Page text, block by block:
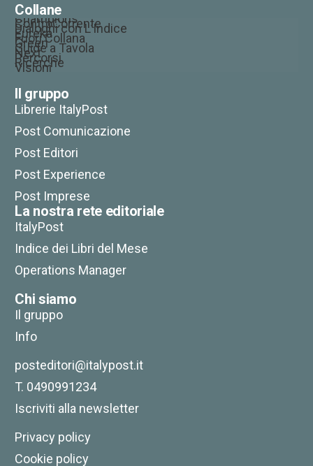
Collane
Champions
ControCorrente
Dialoghi con L’Indice
Eureka
Fuori Collana
Green
Guide a Tavola
Next
Percorsi
Ricerche
Visioni
Il gruppo
Librerie ItalyPost
Post Comunicazione
Post Editori
Post Experience
Post Imprese
La nostra rete editoriale
ItalyPost
Indice dei Libri del Mese
Operations Manager
Chi siamo
Il gruppo
Info
posteditori@italypost.it
T. 0490991234
Iscriviti alla newsletter
Privacy policy
Cookie policy